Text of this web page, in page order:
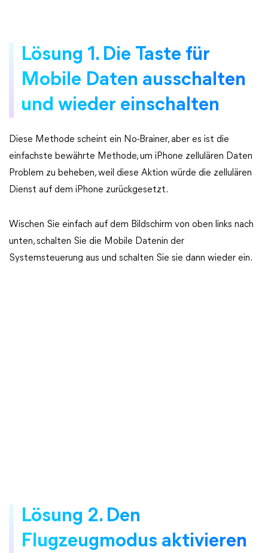
Lösung 1. Die Taste für
Mobile Daten ausschalten
und wieder einschalten
Diese Methode scheint ein No-Brainer, aber es ist die
einfachste bewährte Methode, um iPhone zellulären Daten
Problem zu beheben, weil diese Aktion würde die zellulären
Dienst auf dem iPhone zurückgesetzt.
Wischen Sie einfach auf dem Bildschirm von oben links nach
unten, schalten Sie die Mobile Datenin der
Systemsteuerung aus und schalten Sie sie dann wieder ein.
Lösung 2. Den
Flugzeugmodus aktivieren